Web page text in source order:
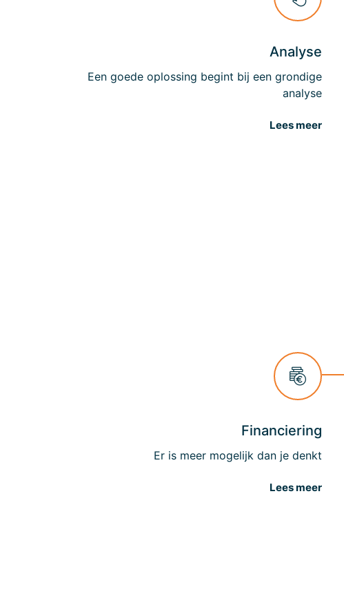
Analyse
Een goede oplossing begint bij een grondige
analyse
Lees meer
Financiering
Er is meer mogelijk dan je denkt
Lees meer